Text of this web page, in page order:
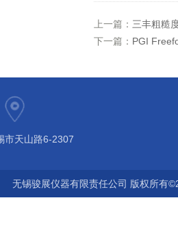
上一篇： 三丰粗糙
下一篇： PGI
市天山路6-2307
无锡骏展仪器有限责任公司 版权所有